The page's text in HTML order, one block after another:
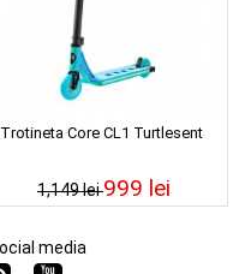
Trotineta Core CL1 Turtlesent
1,149 lei999 lei
media